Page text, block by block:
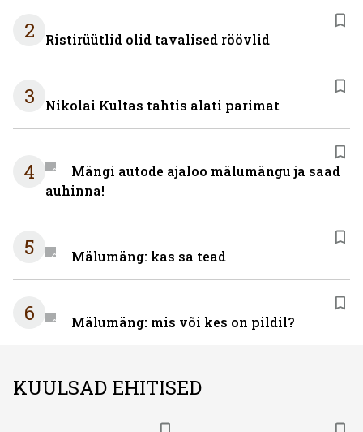
2 Ristirüütlid olid tavalised röövlid
3 Nikolai Kultas tahtis alati parimat
4
Mängi autode ajaloo mälumängu ja saad
auhinna!
5 Mälumäng: kas sa tead
6 Mälumäng: mis või kes on pildil?
KUULSAD EHITISED